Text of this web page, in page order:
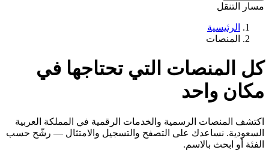
مسار التنقل
الرئيسية
المنصات
كل المنصات التي تحتاجها في
مكان واحد
اكتشف المنصات الرسمية والخدمات الرقمية في المملكة العربية
السعودية. نساعدك على التصفح والتسجيل والامتثال — رشّح حسب
الفئة أو ابحث بالاسم.